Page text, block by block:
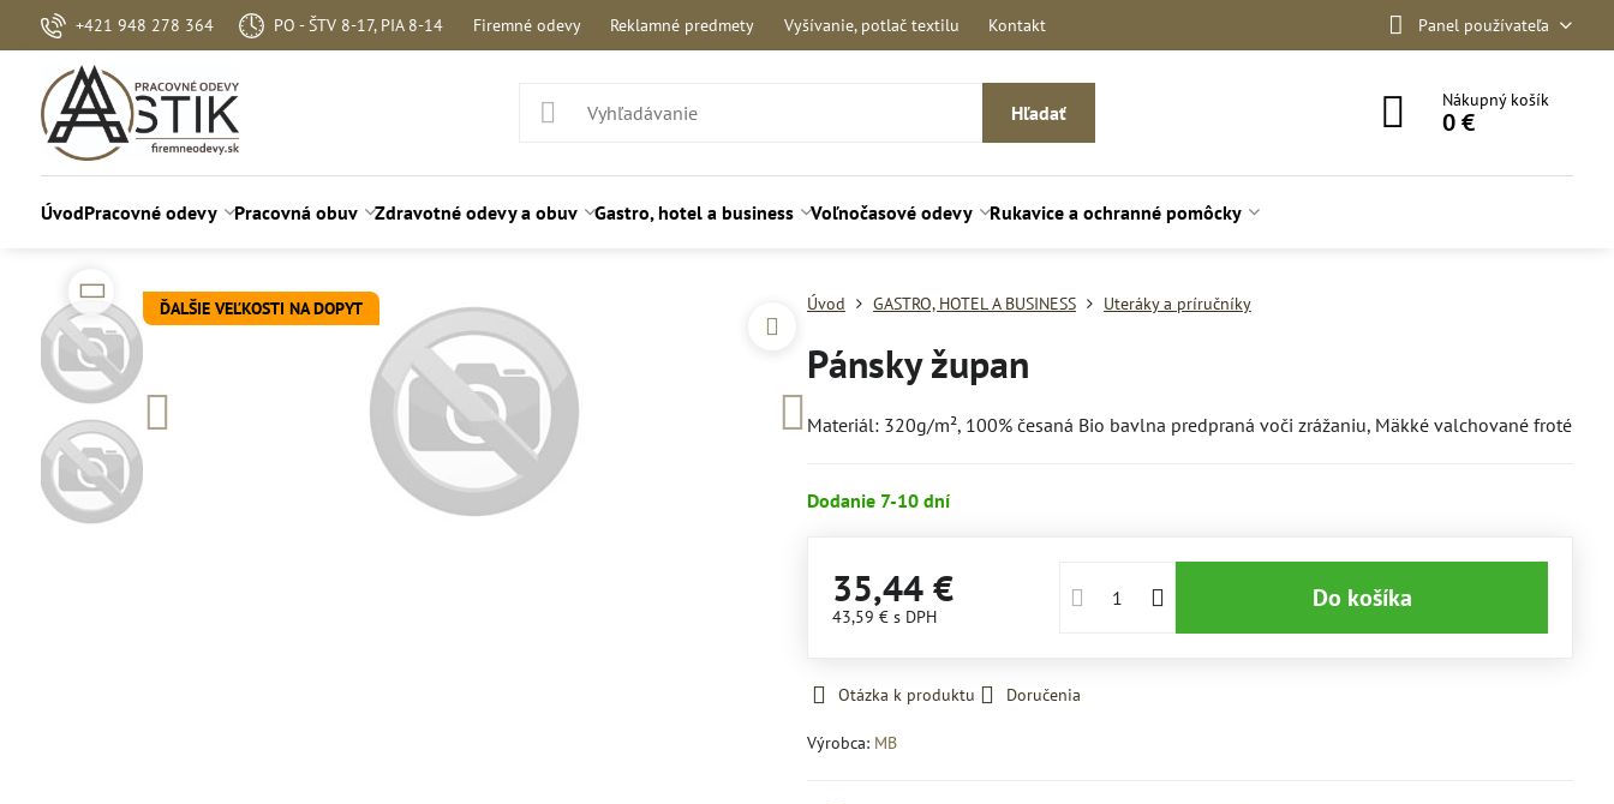
+421 948 278 364 PO - ŠTV 8-17, PIA 8-14 Firemné odevy Reklamné predmety Vyšívanie, potlač textilu Kontakt Panel používateľa
Hľadať
Nákupný košík
0 €
ÚvodPracovné odevy Pracovná obuv Zdravotné odevy a obuv Gastro, hotel a business Voľnočasové odevy Rukavice a ochranné pomôcky
ĎALŠIE VEĽKOSTI NA DOPYT Úvod GASTRO, HOTEL A BUSINESS Uteráky a príručníky
Pánsky župan
Materiál: 320g/m², 100% česaná Bio bavlna predpraná voči zrážaniu, Mäkké valchované froté
Dodanie 7-10 dní
35,44 €
43,59 € s DPH
Do košíka
Otázka k produktu Doručenia
Výrobca: MB